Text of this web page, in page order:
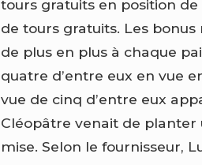
tours gratuits en position
de tours gratuits. Les
de plus en plus à chaque
quatre d’entre eux en vue
vue de cinq d’entre eux
Cléopâtre venait de planter
mise. Selon le fournisseur,